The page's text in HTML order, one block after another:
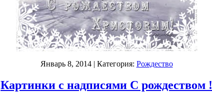
Январь 8, 2014| Категория: Рождество
Картинки с надписями С рождеством !